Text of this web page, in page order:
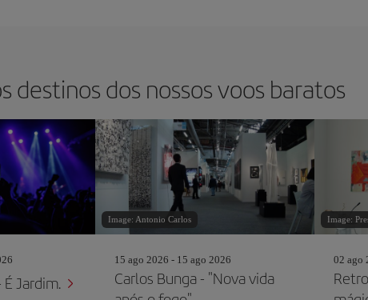
destinos dos nossos voos baratos
Jardim.
Image: Antonio Carlos
15 ago 2026 - 15 ago 2026
Carlos Bunga - "Nova vida
Image:
02 ago